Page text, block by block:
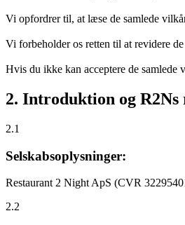
Vi opfordrer til, at læse de samlede
Vi forbeholder os retten til at revidere
Hvis du ikke kan acceptere de
2. Introduktion og R2Ns
2.1
Selskabsoplysninger:
Restaurant 2 Night ApS (CVR
2.2